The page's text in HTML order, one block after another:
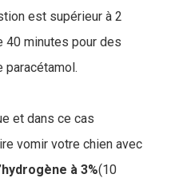
est supérieur à 2
40 minutes pour des
et dans ce cas
vomir votre chien avec
à 3%(10